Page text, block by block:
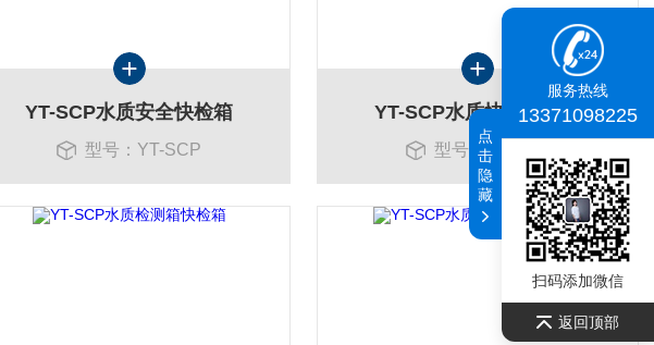
YT-SCP水质安全快检箱
型号：YT-SCP
YT-SCP水质快速检测箱
型号：YT-SCP
服务热线
13371098225
扫码添加微信
返回顶部
点
击
隐
藏